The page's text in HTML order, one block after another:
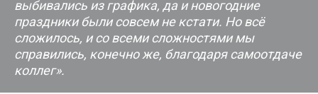
выбивались из графика, да и новогодние
праздники были совсем не кстати. Но всё
сложилось, и со всеми сложностями мы
справились, конечно же, благодаря самоотдаче
коллег».